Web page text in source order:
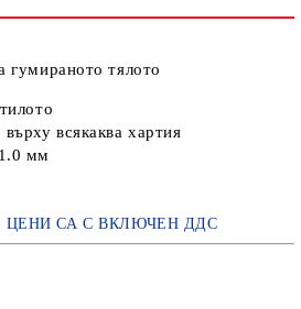
гумираното тялото
всякаква хартия
мм
ЦЕНИ СА С ВКЛЮЧЕН ДДС